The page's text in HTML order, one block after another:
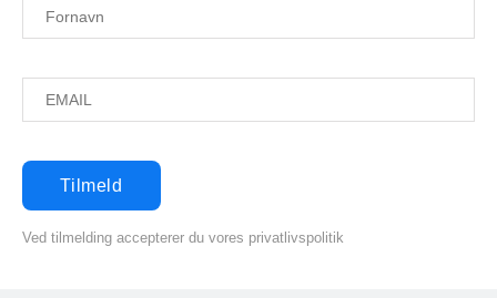
Ved tilmelding accepterer du vores privatlivspolitik